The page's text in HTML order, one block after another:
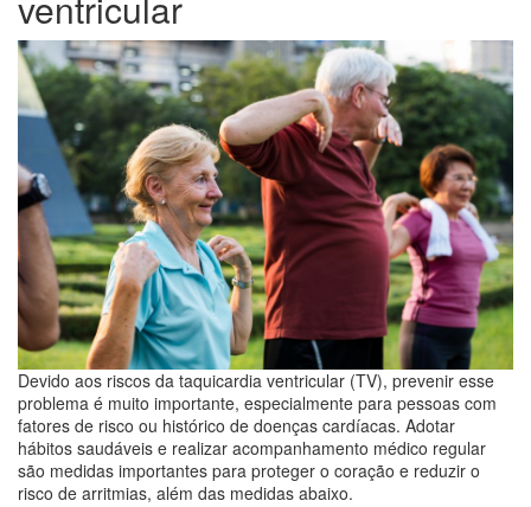
Devido aos riscos da taquicardia ventricular (TV), prevenir esse
problema é muito importante, especialmente para pessoas com
fatores de risco ou histórico de doenças cardíacas. Adotar
hábitos saudáveis e realizar acompanhamento médico regular
são medidas importantes para proteger o coração e reduzir o
risco de arritmias, além das medidas abaixo.